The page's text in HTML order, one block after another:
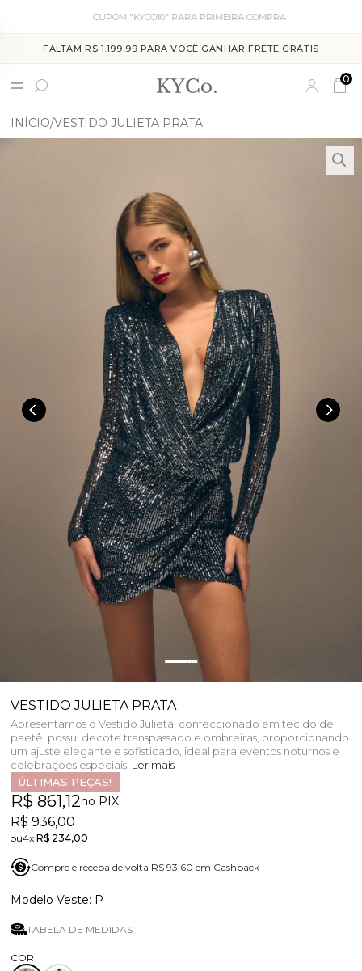
CUPOM "KYCO10" PARA PRIMEIRA COMPRA
FALTAM R$ 1.199,99 PARA VOCÊ GANHAR FRETE GRÁTIS
0
INÍCIO VESTIDO JULIETA PRATA
VESTIDO JULIETA PRATA
Apresentamos o Vestido Julieta, confeccionado em tecido de
paetê, possui decote transpassado e ombreiras, proporcionando
um ajuste elegante e sofisticado, ideal para eventos noturnos e
celebrações especiais. Ler mais
ÚLTIMAS PEÇAS!
R$ 861,12no PIX
R$ 936,00
4xR$ 234,00
Compre e receba de volta R$ 93,60 em Cashback
P
TABELA DE MEDIDAS